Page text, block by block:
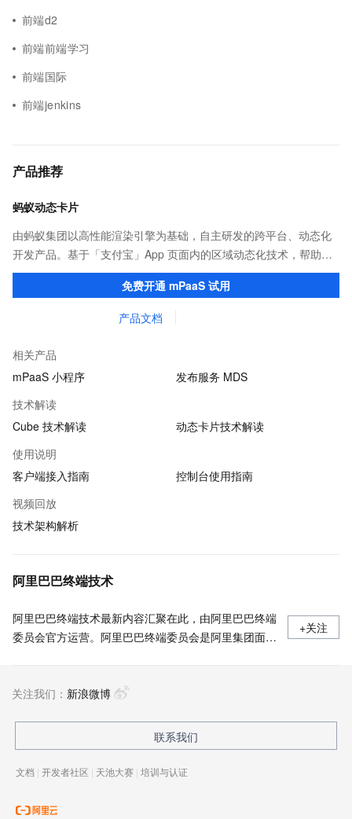
前端d2
前端前端学习
前端国际
前端jenkins
产品推荐
蚂蚁动态卡片
由蚂蚁集团以高性能渲染引擎为基础，自主研发的跨平台、动态化
开发产品。基于「支付宝」App 页面内的区域动态化技术，帮助客
户提升研发效率的同时，追求轻量、流畅的 App 性能体验。
免费开通 mPaaS 试用
产品文档
相关产品
mPaaS 小程序
发布服务 MDS
技术解读
Cube 技术解读
动态卡片技术解读
使用说明
客户端接入指南
控制台使用指南
视频回放
技术架构解析
阿里巴巴终端技术
阿里巴巴终端技术最新内容汇聚在此，由阿里巴巴终端
委员会官方运营。阿里巴巴终端委员会是阿里集团面向
策略和目标并落地执行，推动终端技术发展，帮助工程
巴终端域的官方公众号：阿里巴巴终端技术，欢迎关
注。
+关注
关注我们： 新浪微博
联系我们
文档 | 开发者社区 | 天池大赛 | 培训与认证